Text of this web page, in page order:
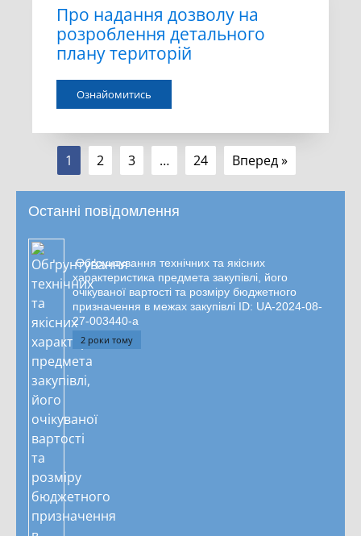
Про надання дозволу на
розроблення детального
плану територій
Ознайомитись
1 2 3 … 24 Вперед »
Останні повідомлення
Обґрунтування технічних та якісних
характеристика предмета закупівлі, його
очікуваної вартості та розміру бюджетного
призначення в межах закупівлі ID: UA-2024-08-
27-003440-a
2 роки тому